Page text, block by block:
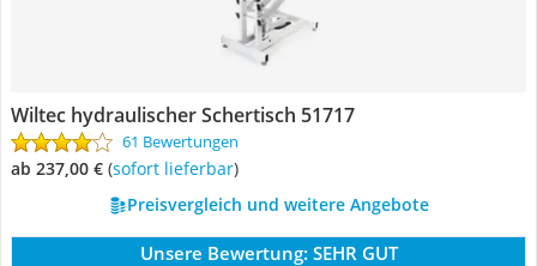
Wiltec hydraulischer Schertisch 51717
61 Bewertungen
ab 237,00 € ( Sofort lieferbar)
Preisvergleich und weitere Angebote
Unsere Bewertung: SEHR GUT